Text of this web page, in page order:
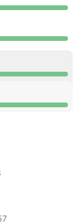
Operationeel
Operationeel
Operationeel
Operationeel